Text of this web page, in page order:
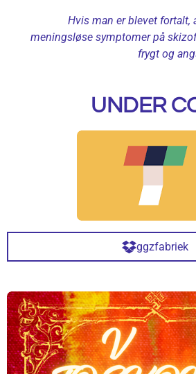
Hvis man er blevet fortalt,
meningsløse symptomer på
frygt og
UNDER
ggzfabriek